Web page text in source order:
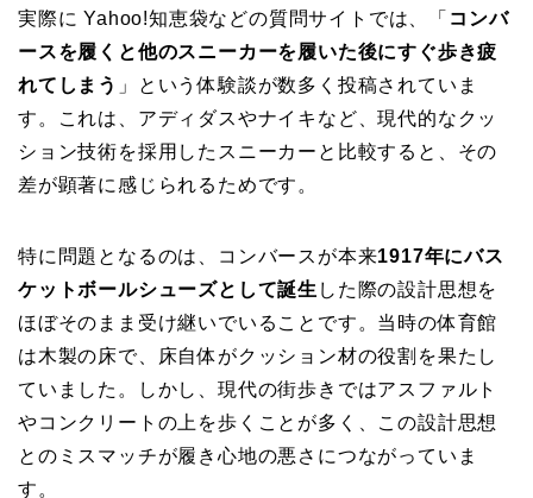
実際に Yahoo!知恵袋などの質問サイトでは、「 コンバ
ースを履くと他のスニーカーを履いた後にすぐ歩き疲
れてしまう 」という体験談が数多く投稿されていま
す。これは、アディダスやナイキなど、現代的なクッ
ション技術を採用したスニーカーと比較すると、その
差が顕著に感じられるためです。
特に問題となるのは、コンバースが本来1917年にバス
ケットボールシューズとして誕生 した際の設計思想を
ほぼそのまま受け継いでいることです。当時の体育館
は木製の床で、床自体がクッション材の役割を果たし
ていました。しかし、現代の街歩きではアスファルト
やコンクリートの上を歩くことが多く、この設計思想
とのミスマッチが履き心地の悪さにつながっていま
す。